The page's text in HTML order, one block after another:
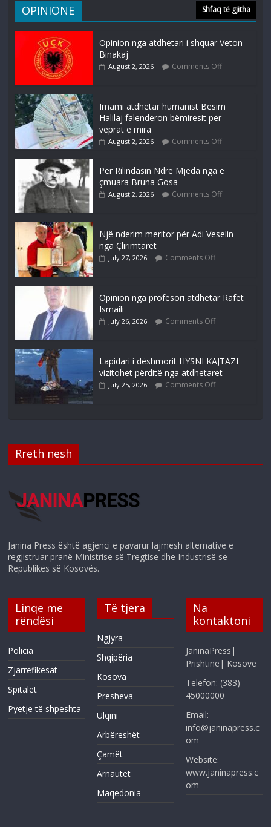
OPINIONE Shfaq të gjitha
Opinion nga atdhetari i shquar Veton
Binakaj
August 2, 2026 Comments Off
Imami atdhetar humanist Besim
Halilaj falenderon bëmiresit për
veprat e mira
August 2, 2026 Comments Off
Për Rilindasin Ndre Mjeda nga e
çmuara Bruna Gosa
August 2, 2026 Comments Off
Një nderim meritor për Adi Veselin
nga Çlirimtarët
July 27, 2026 Comments Off
Opinion nga profesori atdhetar Rafet
Ismaili
July 26, 2026 Comments Off
Lapidari i dëshmorit HYSNI KAJTAZI
vizitohet përditë nga atdhetaret
July 25, 2026 Comments Off
Rreth nesh
Janina Press është agjenci e pavarur lajmesh alternative e
regjistruar pranë Ministrisë së Tregtisë dhe Industrisë së
Republikës së Kosovës.
Linqe me
rëndësi
Policia
Zjarrëfikësat
Spitalet
Pyetje të shpeshta
Të tjera
Ngjyra
Shqipëria
Kosova
Presheva
Ulqini
Arbëreshët
Çamët
Arnautët
Maqedonia
Na
kontaktoni
JaninaPress|
Prishtinë| Kosovë
Telefon: (383)
45000000
Email:
info@janinapress.c
om
Website:
www.janinapress.c
om